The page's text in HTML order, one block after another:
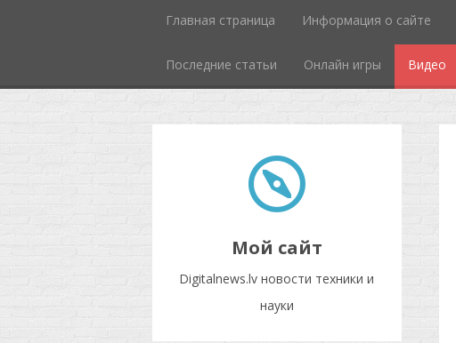
Главная страница Информация о сайте
Последние статьи Онлайн игры Видео
Мой сайт
Digitalnews.lv новости техники и
науки